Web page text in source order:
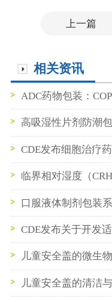
上一篇
相关资讯
ADC药物包装：
高吸湿性片剂防潮
验证？
CDE发布细胞治疗
（2026年版）
临界相对湿度（
装阻隔规格的完整
口服液体制剂包装
安全盖的申报路径
CDE发布关于开发
儿童安全盖的微生
抑菌口服液的高标
儿童安全盖的清洁